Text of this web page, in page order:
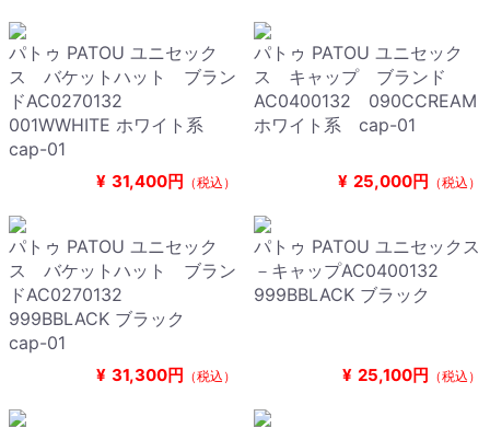
パトゥ PATOU ユニセック
ス バケットハット ブラン
ドAC0270132
001WWHITE ホワイト系
cap-01
¥ 31,400円 （税込）
パトゥ PATOU ユニセック
ス キャップ ブランド
AC0400132 090CCREAM
ホワイト系 cap-01
¥ 25,000円 （税込）
パトゥ PATOU ユニセック
ス バケットハット ブラン
ドAC0270132
999BBLACK ブラック
cap-01
¥ 31,300円 （税込）
パトゥ PATOU ユニセックス
－キャップAC0400132
999BBLACK ブラック
¥ 25,100円 （税込）